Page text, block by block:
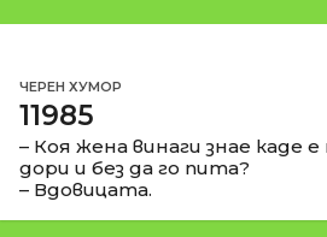
ЧЕРЕН ХУМОР
11985
– Коя жена винаги знае каде
дори и без да го пита?
– Вдовицата.